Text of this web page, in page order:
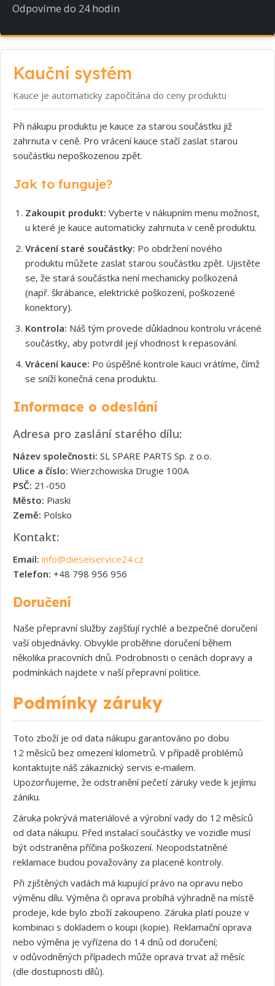
Odpovíme do 24 hodin
Kauční systém
Kauce je automaticky započítána do ceny produktu
Při nákupu produktu je kauce za starou součástku již
zahrnuta v ceně. Pro vrácení kauce stačí zaslat starou
součástku nepoškozenou zpět.
Jak to funguje?
Zakoupit produkt: Vyberte v nákupním menu možnost,
u které je kauce automaticky zahrnuta v ceně produktu.
Vrácení staré součástky: Po obdržení nového
produktu můžete zaslat starou součástku zpět. Ujistěte
se, že stará součástka není mechanicky poškozená
(např. škrábance, elektrické poškození, poškozené
konektory).
Kontrola: Náš tým provede důkladnou kontrolu vrácené
součástky, aby potvrdil její vhodnost k repasování.
Vrácení kauce: Po úspěšné kontrole kauci vrátíme, čímž
se sníží konečná cena produktu.
Informace o odeslání
Adresa pro zaslání starého dílu:
Název společnosti: SL SPARE PARTS Sp. z o.o.
Ulice a číslo: Wierzchowiska Drugie 100A
PSČ: 21-050
Město: Piaski
Země: Polsko
Kontakt:
Email: info@dieselservice24.cz
Telefon: +48 798 956 956
Doručení
Naše přepravní služby zajišťují rychlé a bezpečné doručení
vaší objednávky. Obvykle proběhne doručení během
několika pracovních dnů. Podrobnosti o cenách dopravy a
podmínkách najdete v naší přepravní politice.
Podmínky záruky
Toto zboží je od data nákupu garantováno po dobu
12 měsíců bez omezení kilometrů. V případě problémů
kontaktujte náš zákaznický servis e‑mailem.
Upozorňujeme, že odstranění pečetí záruky vede k jejímu
zániku.
Záruka pokrývá materiálové a výrobní vady do 12 měsíců
od data nákupu. Před instalací součástky ve vozidle musí
být odstraněna příčina poškození. Neopodstatněné
reklamace budou považovány za placené kontroly.
Při zjištěných vadách má kupující právo na opravu nebo
výměnu dílu. Výměna či oprava probíhá výhradně na místě
prodeje, kde bylo zboží zakoupeno. Záruka platí pouze v
kombinaci s dokladem o koupi (kopie). Reklamační oprava
nebo výměna je vyřízena do 14 dnů od doručení;
v odůvodněných případech může oprava trvat až měsíc
(dle dostupnosti dílů).